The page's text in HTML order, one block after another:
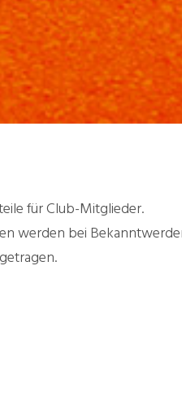
für Club-Mitglieder.
werden bei